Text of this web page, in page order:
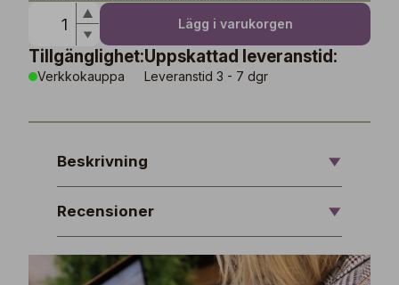
Lägg i varukorgen
Tillgänglighet:
Verkkokauppa
Uppskattad leveranstid:
Leveranstid 3 - 7 dgr
Beskrivning
Recensioner